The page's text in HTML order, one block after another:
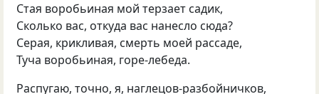
Стая воробьиная мой терзает садик,
Сколько вас, откуда вас нанесло сюда?
Серая, крикливая, смерть моей рассаде,
Туча воробьиная, горе-лебеда.
Распугаю, точно, я, наглецов-разбойничков,